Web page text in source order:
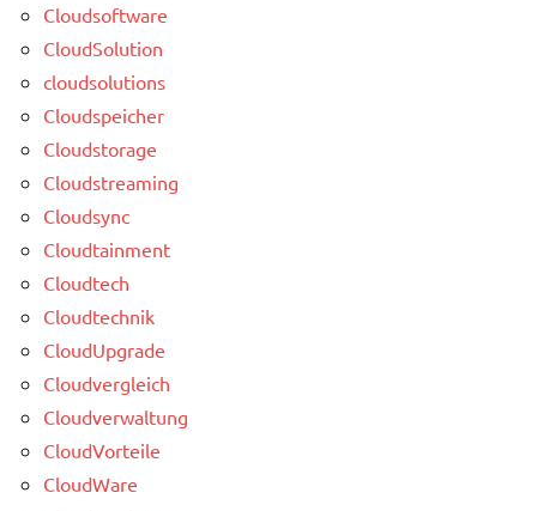
Cloudsoftware
CloudSolution
cloudsolutions
Cloudspeicher
Cloudstorage
Cloudstreaming
Cloudsync
Cloudtainment
Cloudtech
Cloudtechnik
CloudUpgrade
Cloudvergleich
Cloudverwaltung
CloudVorteile
CloudWare